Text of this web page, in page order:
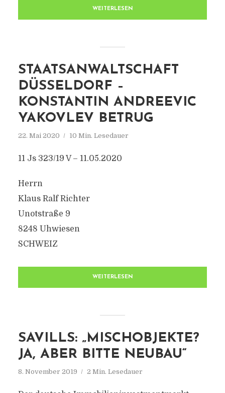
WEITERLESEN
STAATSANWALTSCHAFT
DÜSSELDORF –
KONSTANTIN ANDREEVIC
YAKOVLEV BETRUG
22. Mai 2020 10 Min. Lesedauer
11 Js 323/19 V – 11.05.2020
Herrn
Klaus Ralf Richter
Unotstraße 9
8248 Uhwiesen
SCHWEIZ
WEITERLESEN
SAVILLS: „MISCHOBJEKTE?
JA, ABER BITTE NEUBAU“
8. November 2019 2 Min. Lesedauer